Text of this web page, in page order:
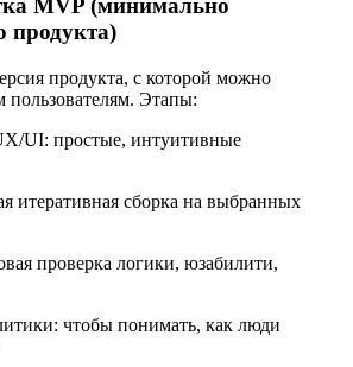
достаточный для проверки
лишними деталями.
MVP (минимально
продукта)
продукта, с которой можно
UI: простые, интуитивные
итеративная сборка на выбранных
проверка логики, юзабилити,